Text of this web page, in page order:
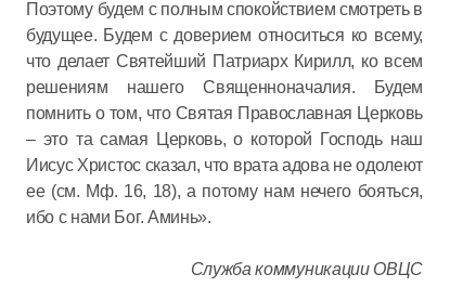
Поэтому будем с полным спокойствием смотреть в
будущее. Будем с доверием относиться ко всему,
что делает Святейший Патриарх Кирилл, ко всем
решениям нашего Cвященноначалия. Будем
помнить о том, что Святая Православная Церковь
– это та самая Церковь, о которой Господь наш
Иисус Христос сказал, что врата адова не одолеют
ее (см. Мф. 16, 18), а потому нам нечего бояться,
ибо с нами Бог. Аминь».
Служба коммуникации ОВЦС